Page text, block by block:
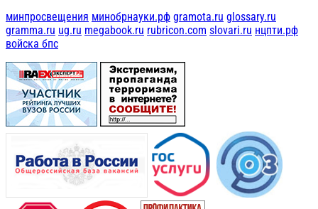
минпросвещения минобрнауки.рф gramota.ru glossary.ru
gramma.ru ug.ru megabook.ru rubricon.com slovari.ru нцпти.рф
войска бпс